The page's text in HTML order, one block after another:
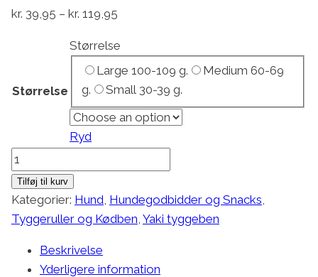
kr. 39,95 – kr. 119,95
til
kr. 119,95
Størrelse
Størrelse
Large 100-109 g.
Medium 60-69
g.
Small 30-39 g.
Ryd
Yaki
Blåbær
antal
Tilføj til kurv
Kategorier: Hund Hundegodbidder og Snacks
Tyggeruller og Kødben Yaki tyggeben
Beskrivelse
Yderligere information